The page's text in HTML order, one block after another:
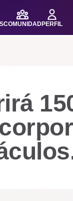
COMUNIDADPERFIL